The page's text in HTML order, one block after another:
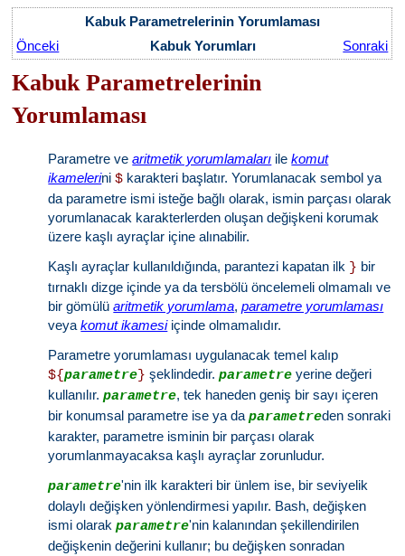
Kabuk Parametrelerinin Yorumlaması
Önceki
Kabuk Yorumları Sonraki
Kabuk Parametrelerinin
Yorumlaması
Parametre vearitmetik yorumlamaları ilekomut
ikamelerini$ karakteri başlatır. Yorumlanacak sembol ya
da parametre ismi isteğe bağlı olarak, ismin parçası olarak
yorumlanacak karakterlerden oluşan değişkeni korumak
üzere kaşlı ayraçlar içine alınabilir.
Kaşlı ayraçlar kullanıldığında, parantezi kapatan ilk } bir
tırnaklı dizge içinde ya da tersbölü öncelemeli olmamalı ve
bir gömülüaritmetik yorumlama,parametre yorumlaması
veyakomut ikamesiiçinde olmamalıdır.
Parametre yorumlaması uygulanacak temel kalıp
${parametre} şeklindedir.parametre yerine değeri
kullanılır.parametre, tek haneden geniş bir sayı içeren
bir konumsal parametre ise ya daparametreden sonraki
karakter, parametre isminin bir parçası olarak
yorumlanmayacaksa kaşlı ayraçlar zorunludur.
parametre'nin ilk karakteri bir ünlem ise, bir seviyelik
dolaylı değişken yönlendirmesi yapılır. Bash, değişken
ismi olarakparametre'nin kalanından şekillendirilen
değişkenin değerini kullanır; bu değişken sonradan